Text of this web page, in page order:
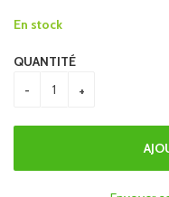
En stock
QUANTITÉ